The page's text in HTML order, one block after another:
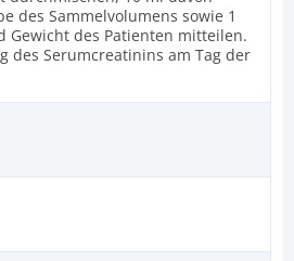
des Sammelvolumens sowie 1
Gewicht des Patienten mitteilen.
des Serumcreatinins am Tag der